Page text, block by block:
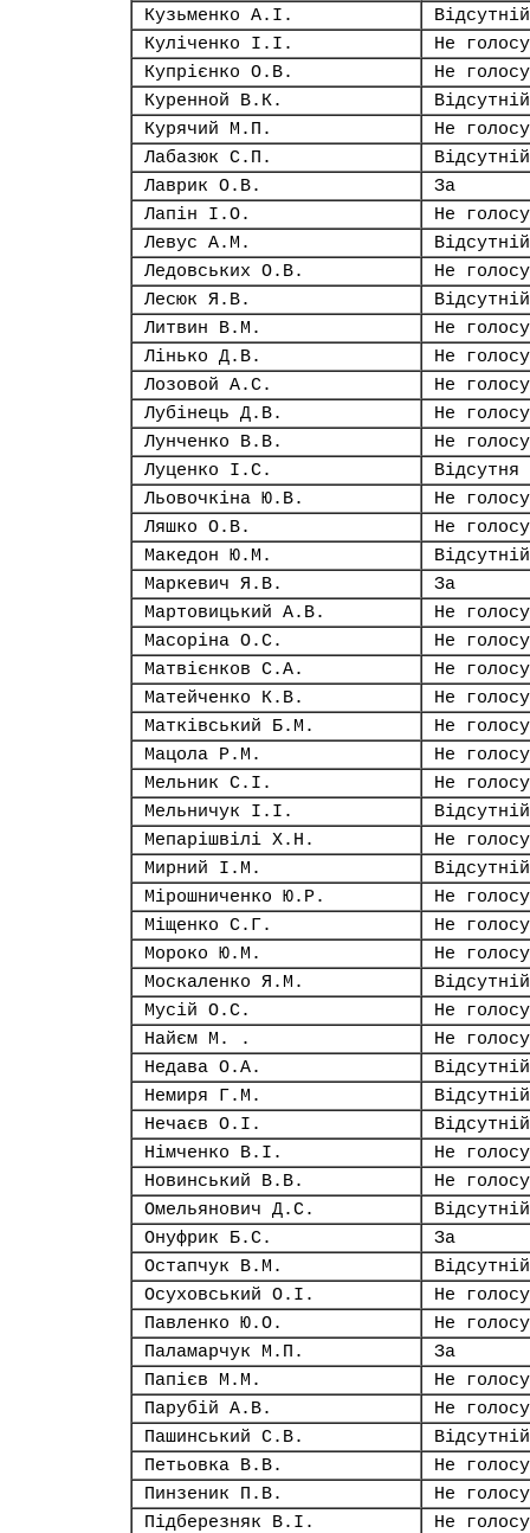
Кузьменко А.І.
Відсутній
Куліченко І.І.
Не
Купрієнко О.В.
Не
Куренной В.К.
Відсутній
Курячий М.П.
Не
Лабазюк С.П.
Відсутній
Лаврик О.В.
За
Лапін І.О.
Не
Левус А.М.
Відсутній
Ледовських О.В.
Не
Лесюк Я.В.
Відсутній
Литвин В.М.
Не
Лінько Д.В.
Не
Лозовой А.С.
Не
Лубінець Д.В.
Не
Лунченко В.В.
Не
Луценко І.С.
Відсутня
Льовочкіна Ю.В.
Не
Ляшко О.В.
Не
Македон Ю.М.
Відсутній
Маркевич Я.В.
За
Мартовицький А.В.
Не
Масоріна О.С.
Не
Матвієнков С.А.
Не
Матейченко К.В.
Не
Матківський Б.М.
Не
Мацола Р.М.
Не
Мельник С.І.
Не
Мельничук І.І.
Відсутній
Мепарішвілі Х.Н.
Не
Мирний І.М.
Відсутній
Мірошниченко Ю.Р.
Не
Міщенко С.Г.
Не
Мороко Ю.М.
Не
Москаленко Я.М.
Відсутній
Мусій О.С.
Не
Найєм М. .
Не
Недава О.А.
Відсутній
Немиря Г.М.
Відсутній
Нечаєв О.І.
Відсутній
Німченко В.І.
Не
Новинський В.В.
Не
Омельянович Д.С.
Відсутній
Онуфрик Б.С.
За
Остапчук В.М.
Відсутній
Осуховський О.І.
Не
Павленко Ю.О.
Не
Паламарчук М.П.
За
Папієв М.М.
Не
Парубій А.В.
Не
Пашинський С.В.
Відсутній
Петьовка В.В.
Не
Пинзеник П.В.
Не
Підберезняк В.І.
Не